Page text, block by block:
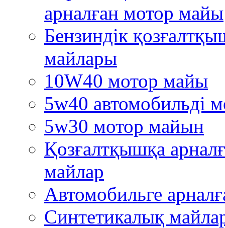
арналған мотор майы
Бензиндік
майлары
10W40 мотор майы
5w40 автомобильді
5w30 мотор майын
Қозғалтқышқа
майлар
Автомобильге
Синтетикалық